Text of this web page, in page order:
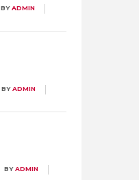
BYADMIN
BYADMIN
BYADMIN